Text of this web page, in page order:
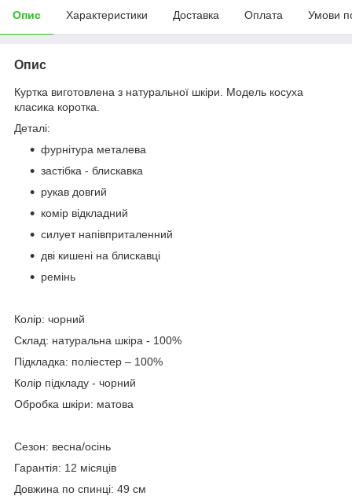
Опис Характеристики Доставка Оплата Умови
Опис
Куртка виготовлена з натуральної шкіри. Модель косуха
класика коротка.
Деталі:
фурнітура металева
застібка - блискавка
рукав довгий
комір відкладний
силует напівприталенний
дві кишені на блискавці
ремінь
Колір: чорний
Склад: натуральна шкіра - 100%
Підкладка: поліестер – 100%
Колір підкладу - чорний
Обробка шкіри: матова
Сезон: весна/осінь
Гарантія: 12 місяців
Довжина по спинці: 49 см